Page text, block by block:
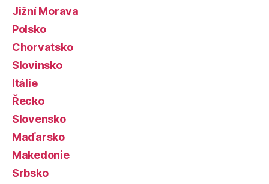
Jižní Morava
Polsko
Chorvatsko
Slovinsko
Itálie
Řecko
Slovensko
Maďarsko
Makedonie
Srbsko